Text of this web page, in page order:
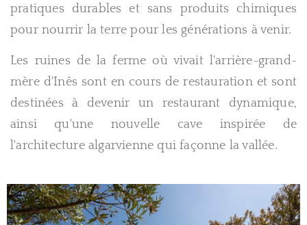
pratiques durables et sans produits chimiques
pour nourrir la terre pour les générations à venir.
Les ruines de la ferme où vivait l'arrière-grand-
mère d'Inês sont en cours de restauration et sont
destinées à devenir un restaurant dynamique,
ainsi qu'une nouvelle cave inspirée de
l'architecture algarvienne qui façonne la vallée.